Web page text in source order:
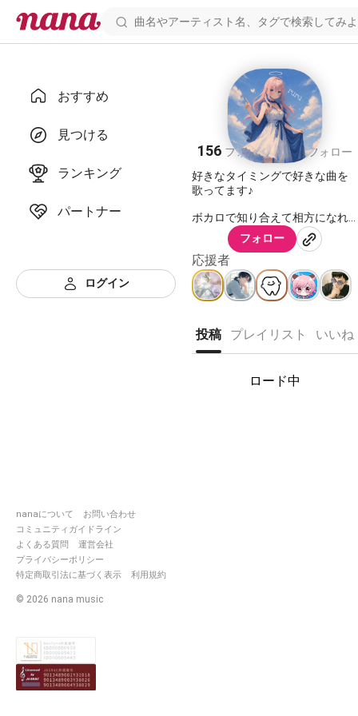
おすすめ
見つける
ランキング
パートナー
ログイン
nanaについて
お問い合わせ
コミュニティガイドライン
よくある質問
運営会社
プライバシーポリシー
特定商取引法に基づく表示
利用規約
© 2026 nana music
ruru🐾
156 フォロワー 261 フォロー
好きなタイミングで好きな曲を
歌ってます♪
ボカロで知り合えて相方になれ
たメイトちゃん♪
ユニットになれました☺️
https://nana-
music.com/users/10702562
回って喜びます🫣
特に女子からの声掛けは嬉し過
フォロー
応援者
投稿 プレイリスト いいね
ロード中